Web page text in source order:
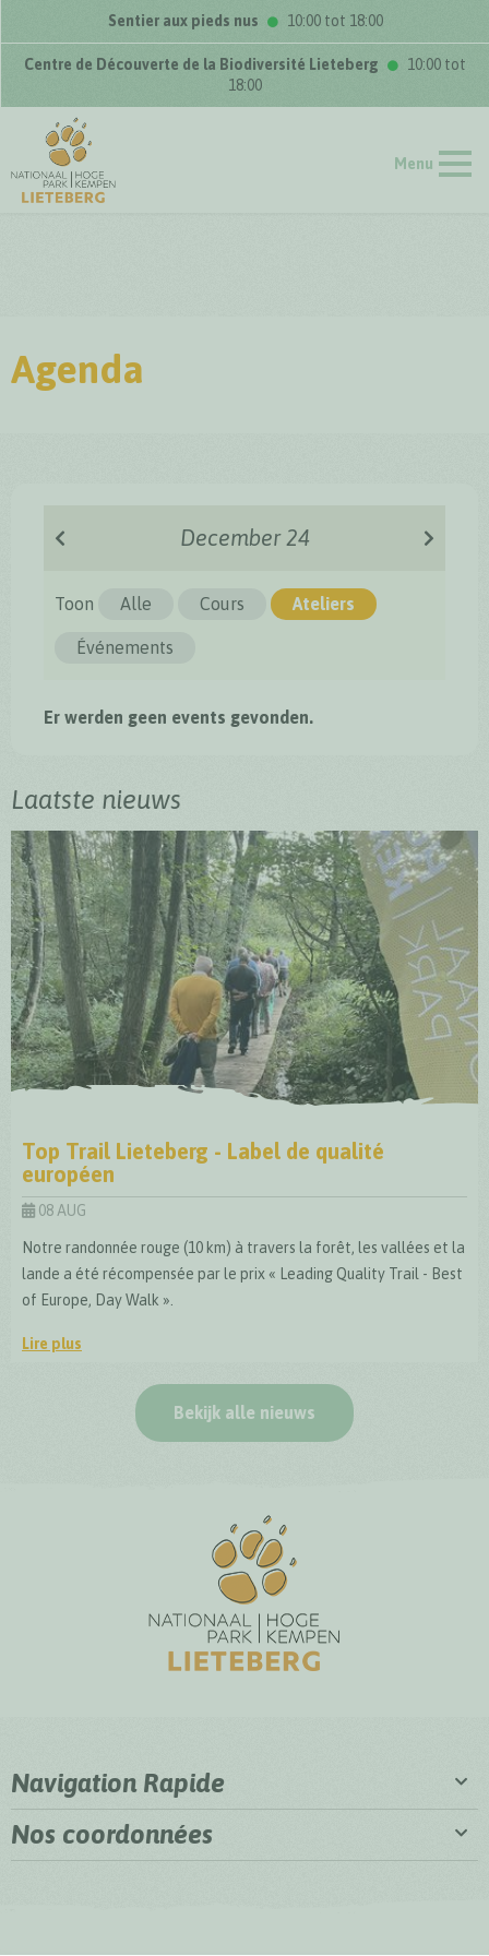
Sentier aux pieds nus 10:00 tot 18:00
Centre de Découverte de la Biodiversité Lieteberg
10:00 tot
18:00
Menu
Agenda
December 24
Toon Alle Cours Ateliers
Événements
Er werden geen events gevonden.
Laatste nieuws
Top Trail Lieteberg - Label de qualité
européen
08 AUG
Notre randonnée rouge (10 km) à travers la forêt, les vallées et la
lande a été récompensée par le prix « Leading Quality Trail - Best
of Europe, Day Walk ».
Lire plus
Bekijk alle nieuws
Navigation Rapide
Nos coordonnées